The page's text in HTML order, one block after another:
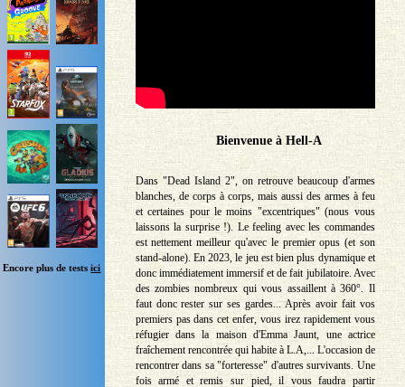
Encore plus de testsici
Bienvenue à Hell-A
Dans "Dead Island 2", on retrouve beaucoup d'armes
blanches, de corps à corps, mais aussi des armes à feu
et certaines pour le moins "excentriques" (nous vous
laissons la surprise !). Le feeling avec les commandes
est nettement meilleur qu'avec le premier opus (et son
stand-alone). En 2023, le jeu est bien plus dynamique et
donc immédiatement immersif et de fait jubilatoire. Avec
des zombies nombreux qui vous assaillent à 360°. Il
faut donc rester sur ses gardes... Après avoir fait vos
premiers pas dans cet enfer, vous irez rapidement vous
réfugier dans la maison d'Emma Jaunt, une actrice
fraîchement rencontrée qui habite à L.A,... L'occasion de
rencontrer dans sa "forteresse" d'autres survivants. Une
fois armé et remis sur pied, il vous faudra partir